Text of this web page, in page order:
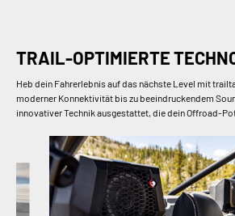
TRAIL-OPTIMIERTE
Heb dein Fahrerlebnis auf das nächste Level mit
moderner Konnektivität bis zu beeindruckendem
innovativer Technik ausgestattet, die dein Offroad-